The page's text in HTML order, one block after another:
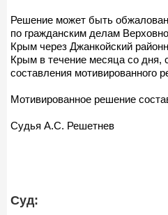
Решение может быть
по гражданским делам
Крым через Джанкойский
Крым в течение месяца со дня,
составления мотивированного
Мотивированное решение
Судья А.С. Решетнев
Суд: